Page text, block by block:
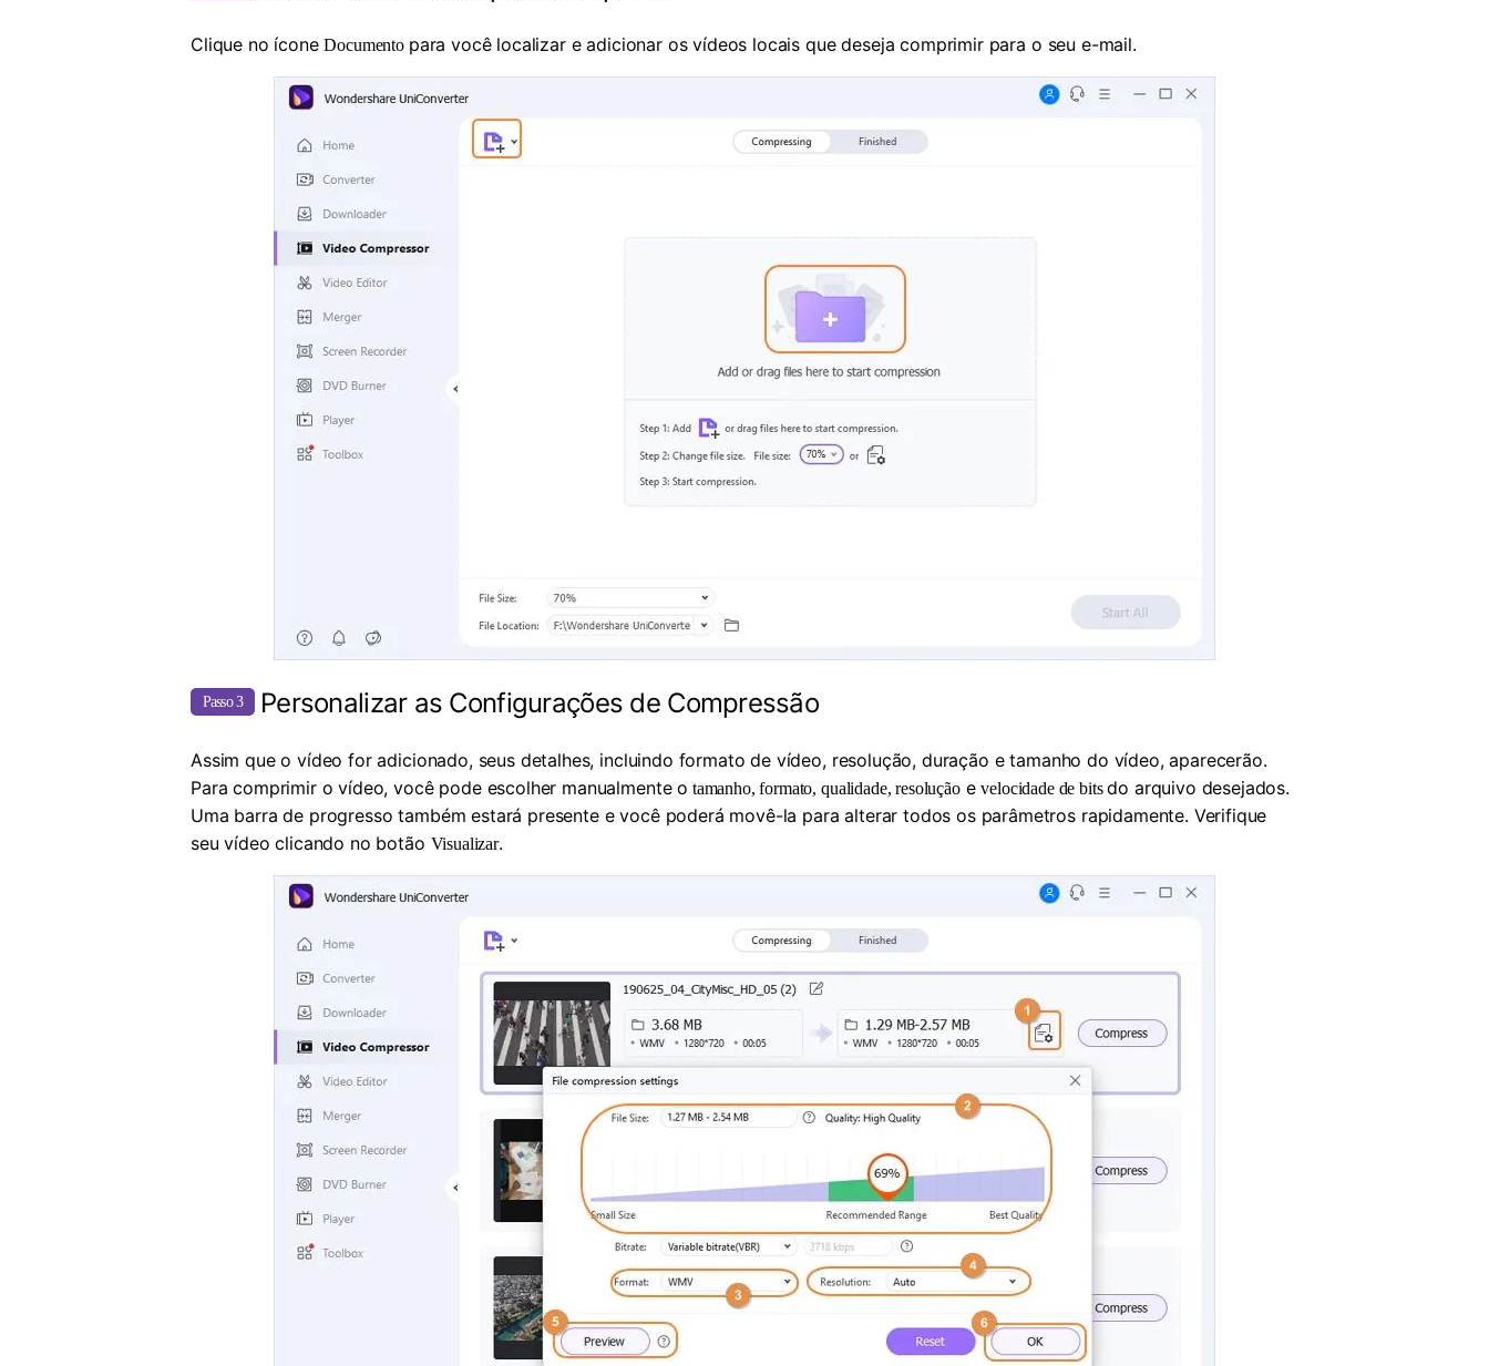
Clique no íconeDocumento para você localizar e adicionar os vídeos locais que deseja comprimir para o seu e-mail.
Passo 3 Personalizar as Configurações de Compressão
Assim que o vídeo for adicionado, seus detalhes, incluindo formato de vídeo, resolução, duração e tamanho do vídeo, aparecerão.
Para comprimir o vídeo, você pode escolher manualmente o tamanho, formato, qualidade, resoluçãoevelocidade de bitsdo arquivo desejados.
Uma barra de progresso também estará presente e você poderá movê-la para alterar todos os parâmetros rapidamente. Verifique
seu vídeo clicando no botão Visualizar.